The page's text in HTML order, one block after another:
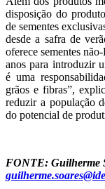
disposição do
de sementes
desde a safra de
oferece sementes
anos para introduzir
é uma
grãos e fibras”,
reduzir a população
do potencial de
FONTE: Guilherme